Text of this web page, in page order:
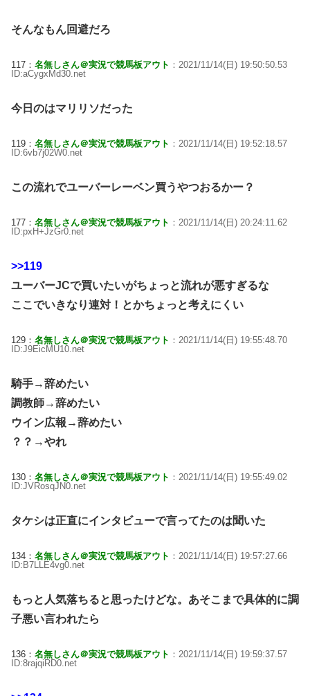
そんなもん回避だろ
117： 名無しさん＠実況で競馬板アウト ：2021/11/14(日) 19:50:50.53
ID:aCygxMd30.net
今日のはマリリソだった
119： 名無しさん＠実況で競馬板アウト ：2021/11/14(日) 19:52:18.57
ID:6vb7j02W0.net
この流れでユーバーレーベン買うやつおるかー？
177： 名無しさん＠実況で競馬板アウト ：2021/11/14(日) 20:24:11.62
ID:pxH+JzGr0.net
>>119
ユーバーJCで買いたいがちょっと流れが悪すぎるな
ここでいきなり連対！とかちょっと考えにくい
129： 名無しさん＠実況で競馬板アウト ：2021/11/14(日) 19:55:48.70
ID:J9EicMU10.net
騎手→辞めたい
調教師→辞めたい
ウイン広報→辞めたい
？？→やれ
130： 名無しさん＠実況で競馬板アウト ：2021/11/14(日) 19:55:49.02
ID:JVRosqJN0.net
タケシは正直にインタビューで言ってたのは聞いた
134： 名無しさん＠実況で競馬板アウト ：2021/11/14(日) 19:57:27.66
ID:B7LLE4vg0.net
もっと人気落ちると思ったけどな。あそこまで具体的に調
子悪い言われたら
136： 名無しさん＠実況で競馬板アウト ：2021/11/14(日) 19:59:37.57
ID:8rajqiRD0.net